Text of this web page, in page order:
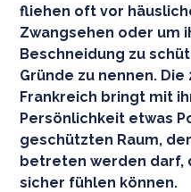
fliehen oft vor
Zwangsehen oder um
Beschneidung zu
Gründe zu nennen.
Frankreich bringt mit
Persönlichkeit etwas
geschützten Raum,
betreten werden darf,
sicher fühlen können.